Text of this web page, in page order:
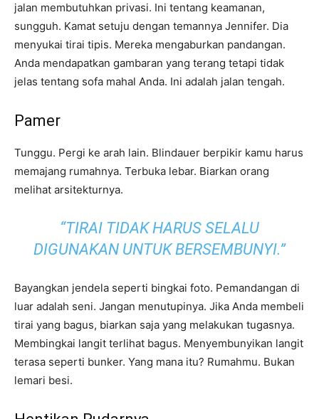
jalan membutuhkan privasi. Ini tentang keamanan,
sungguh. Kamat setuju dengan temannya Jennifer. Dia
menyukai tirai tipis. Mereka mengaburkan pandangan.
Anda mendapatkan gambaran yang terang tetapi tidak
jelas tentang sofa mahal Anda. Ini adalah jalan tengah.
Pamer
Tunggu. Pergi ke arah lain. Blindauer berpikir kamu harus
memajang rumahnya. Terbuka lebar. Biarkan orang
melihat arsitekturnya.
“TIRAI TIDAK HARUS SELALU
DIGUNAKAN UNTUK BERSEMBUNYI.”
Bayangkan jendela seperti bingkai foto. Pemandangan di
luar adalah seni. Jangan menutupinya. Jika Anda membeli
tirai yang bagus, biarkan saja yang melakukan tugasnya.
Membingkai langit terlihat bagus. Menyembunyikan langit
terasa seperti bunker. Yang mana itu? Rumahmu. Bukan
lemari besi.